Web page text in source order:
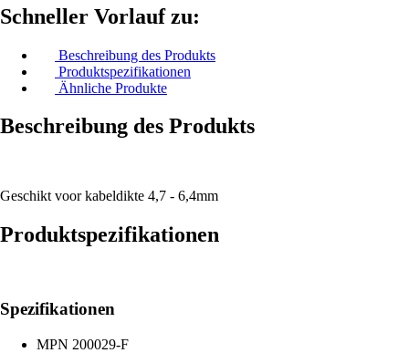
Schneller Vorlauf zu:
Beschreibung des Produkts
Produktspezifikationen
Ähnliche Produkte
Beschreibung des Produkts
Geschikt voor kabeldikte 4,7 - 6,4mm
Produktspezifikationen
Spezifikationen
MPN 200029-F